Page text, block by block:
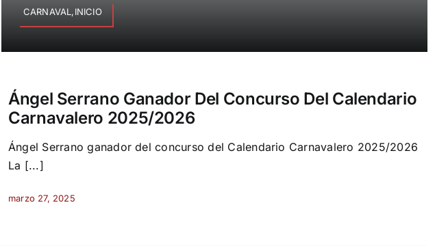
CARNAVAL,INICIO
Ángel Serrano Ganador Del Concurso Del Calendario
Carnavalero 2025/2026
Ángel Serrano ganador del concurso del Calendario Carnavalero 2025/2026
La [...]
marzo 27, 2025